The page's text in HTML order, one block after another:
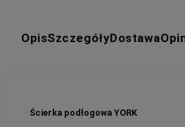
OpisSzczegółyDostawa
Ścierka podłogowa YORK